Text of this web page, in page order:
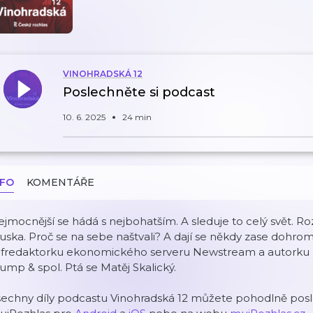
VINOHRADSKÁ 12
Poslechněte si podcast
10. 6. 2025 24 min
KOMENTÁŘE
se hádá s nejbohatším. A sleduje to celý svět.
Proč se na sebe naštvali? A dají se někdy zase
ekonomického serveru Newstream a autorku
& spol. Ptá se Matěj Skalický.
díly podcastu Vinohradská 12 můžete pohodlně